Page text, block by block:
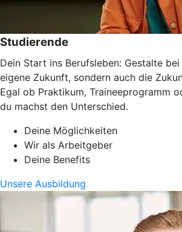
Studierende
Dein Start ins Berufsleben: Gestalte
eigene Zukunft, sondern auch die
Egal ob Praktikum, Traineeprogramm
du machst den Unterschied.
Deine Möglichkeiten
Wir als Arbeitgeber
Deine Benefits
Unsere Ausbildung